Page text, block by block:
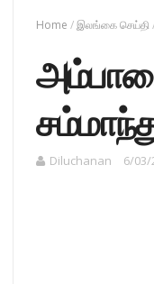
Home /இலங்கை செய்தி
Diluchanan 6/03/